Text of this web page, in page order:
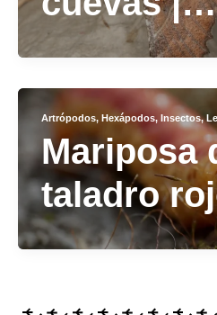
libatrix
Artrópodos, Hexápodos, Insectos,
Mariposa
taladro
Cossus